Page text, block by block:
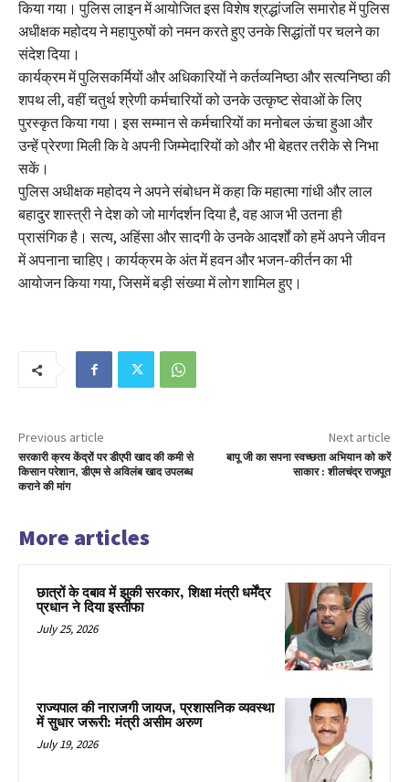
किया गया। पुलिस लाइन में आयोजित इस विशेष श्रद्धांजलि समारोह में पुलिस
अधीक्षक महोदय ने महापुरुषों को नमन करते हुए उनके सिद्धांतों पर चलने का
संदेश दिया।
कार्यक्रम में पुलिसकर्मियों और अधिकारियों ने कर्तव्यनिष्ठा और सत्यनिष्ठा की
शपथ ली, वहीं चतुर्थ श्रेणी कर्मचारियों को उनके उत्कृष्ट सेवाओं के लिए
पुरस्कृत किया गया। इस सम्मान से कर्मचारियों का मनोबल ऊंचा हुआ और
उन्हें प्रेरणा मिली कि वे अपनी जिम्मेदारियों को और भी बेहतर तरीके से निभा
सकें।
पुलिस अधीक्षक महोदय ने अपने संबोधन में कहा कि महात्मा गांधी और लाल
बहादुर शास्त्री ने देश को जो मार्गदर्शन दिया है, वह आज भी उतना ही
प्रासंगिक है। सत्य, अहिंसा और सादगी के उनके आदर्शों को हमें अपने जीवन
में अपनाना चाहिए। कार्यक्रम के अंत में हवन और भजन-कीर्तन का भी
आयोजन किया गया, जिसमें बड़ी संख्या में लोग शामिल हुए।
Previous article
सरकारी क्रय केंद्रों पर डीएपी खाद की कमी से
किसान परेशान, डीएम से अविलंब खाद उपलब्ध
कराने की मांग
Next article
बापू जी का सपना स्वच्छता अभियान को करें
साकार : शीलचंद्र राजपूत
More articles
छात्रों के दबाव में झुकी सरकार, शिक्षा मंत्री धर्मेंद्र
प्रधान ने दिया इस्तीफा
July 25, 2026
राज्यपाल की नाराजगी जायज, प्रशासनिक व्यवस्था
में सुधार जरूरी: मंत्री असीम अरुण
July 19, 2026